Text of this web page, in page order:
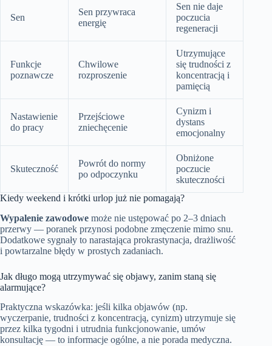
Sen
Sen przywraca
energię
Sen nie daje
poczucia
regeneracji
Funkcje
poznawcze
Chwilowe
rozproszenie
Utrzymujące
się trudności z
koncentracją i
pamięcią
Nastawienie
do pracy
Przejściowe
zniechęcenie
Cynizm i
dystans
emocjonalny
Skuteczność
Powrót do normy
po odpoczynku
Obniżone
poczucie
skuteczności
Kiedy weekend i krótki urlop już nie pomagają?
Wypalenie zawodowe może nie ustępować po 2–3 dniach
przerwy — poranek przynosi podobne zmęczenie mimo snu.
Dodatkowe sygnały to narastająca prokrastynacja, drażliwość
i powtarzalne błędy w prostych zadaniach.
Jak długo mogą utrzymywać się objawy, zanim staną się
alarmujące?
Praktyczna wskazówka: jeśli kilka objawów (np.
wyczerpanie, trudności z koncentracją, cynizm) utrzymuje się
przez kilka tygodni i utrudnia funkcjonowanie, umów
konsultację — to informacje ogólne, a nie porada medyczna.